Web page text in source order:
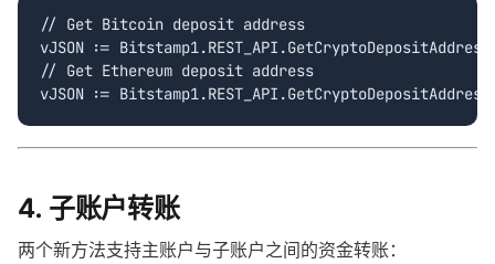
// Get Bitcoin deposit address
vJSON :=
// Get Ethereum deposit address
vJSON :=
4. 子账户转账
两个新方法支持主账户与子账户之间的资金转账：